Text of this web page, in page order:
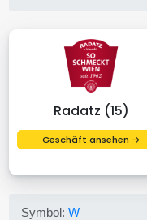
Radatz (15)
Geschäft ansehen →
Symbol:W